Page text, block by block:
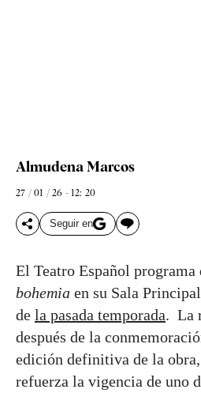
Almudena Marcos
27 / 01 / 26 - 12: 20
Seguir en
El Teatro Español programa
bohemia en su Sala
de la pasada temporada. La
después de la
edición definitiva de la
refuerza la vigencia de uno